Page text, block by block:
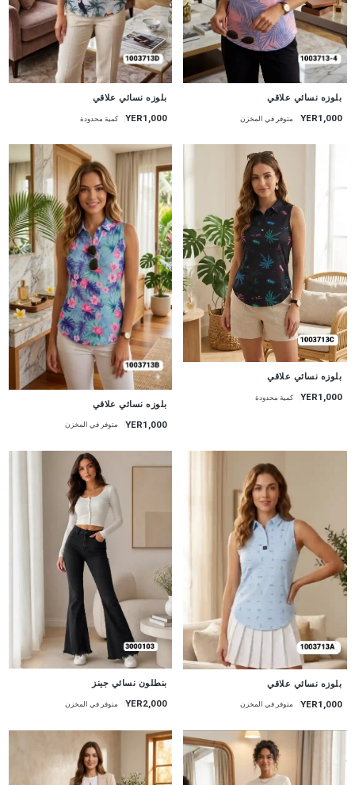
بلوزه نسائي علاقي
YER1,000 متوفر في المخزن
بلوزه نسائي علاقي
YER1,000 كمية محدودة
جديد
بلوزه نسائي علاقي
YER1,000 كمية محدودة
بلوزه نسائي علاقي
YER1,000 متوفر في المخزن
بلوزه نسائي علاقي
YER1,000 متوفر في المخزن
جديد
بنطلون نسائي جينز
YER2,000 متوفر في المخزن